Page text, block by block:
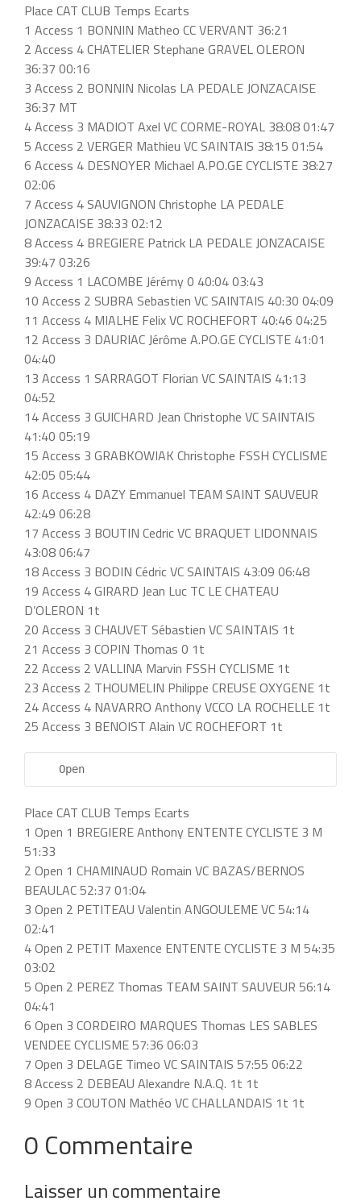
Place CAT CLUB Temps Ecarts
1 Access 1 BONNIN Matheo CC VERVANT 36:21
2 Access 4 CHATELIER Stephane GRAVEL OLERON
36:37 00:16
3 Access 2 BONNIN Nicolas LA PEDALE JONZACAISE
36:37 MT
4 Access 3 MADIOT Axel VC CORME-ROYAL 38:08 01:47
5 Access 2 VERGER Mathieu VC SAINTAIS 38:15 01:54
6 Access 4 DESNOYER Michael A.PO.GE CYCLISTE 38:27
02:06
7 Access 4 SAUVIGNON Christophe LA PEDALE
JONZACAISE 38:33 02:12
8 Access 4 BREGIERE Patrick LA PEDALE JONZACAISE
39:47 03:26
9 Access 1 LACOMBE Jérémy 0 40:04 03:43
10 Access 2 SUBRA Sebastien VC SAINTAIS 40:30 04:09
11 Access 4 MIALHE Felix VC ROCHEFORT 40:46 04:25
12 Access 3 DAURIAC Jérôme A.PO.GE CYCLISTE 41:01
04:40
13 Access 1 SARRAGOT Florian VC SAINTAIS 41:13
04:52
14 Access 3 GUICHARD Jean Christophe VC SAINTAIS
41:40 05:19
15 Access 3 GRABKOWIAK Christophe FSSH CYCLISME
42:05 05:44
16 Access 4 DAZY Emmanuel TEAM SAINT SAUVEUR
42:49 06:28
17 Access 3 BOUTIN Cedric VC BRAQUET LIDONNAIS
43:08 06:47
18 Access 3 BODIN Cédric VC SAINTAIS 43:09 06:48
19 Access 4 GIRARD Jean Luc TC LE CHATEAU
D’OLERON 1t
20 Access 3 CHAUVET Sébastien VC SAINTAIS 1t
21 Access 3 COPIN Thomas 0 1t
22 Access 2 VALLINA Marvin FSSH CYCLISME 1t
23 Access 2 THOUMELIN Philippe CREUSE OXYGENE 1t
24 Access 4 NAVARRO Anthony VCCO LA ROCHELLE 1t
25 Access 3 BENOIST Alain VC ROCHEFORT 1t
    Open
Place CAT CLUB Temps Ecarts
1 Open 1 BREGIERE Anthony ENTENTE CYCLISTE 3 M
51:33
2 Open 1 CHAMINAUD Romain VC BAZAS/BERNOS
BEAULAC 52:37 01:04
3 Open 2 PETITEAU Valentin ANGOULEME VC 54:14
02:41
4 Open 2 PETIT Maxence ENTENTE CYCLISTE 3 M 54:35
03:02
5 Open 2 PEREZ Thomas TEAM SAINT SAUVEUR 56:14
04:41
6 Open 3 CORDEIRO MARQUES Thomas LES SABLES
VENDEE CYCLISME 57:36 06:03
7 Open 3 DELAGE Timeo VC SAINTAIS 57:55 06:22
8 Access 2 DEBEAU Alexandre N.A.Q. 1t 1t
9 Open 3 COUTON Mathéo VC CHALLANDAIS 1t 1t
0 Commentaire
Laisser un commentaire